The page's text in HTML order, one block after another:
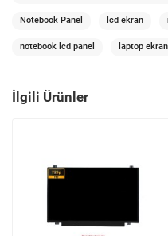
Notebook Panel lcd ekran
notebook lcd panel laptop ekran
İlgili Ürünler